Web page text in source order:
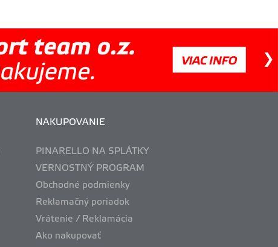
NAKUPOVANIE
PINARELLO NA SPLÁTKY
VERNOSTNÝ PROGRAM
Obchodné podmienky
Reklamačný poriadok
Vrátenie / Reklamácia
Ako nakupovať